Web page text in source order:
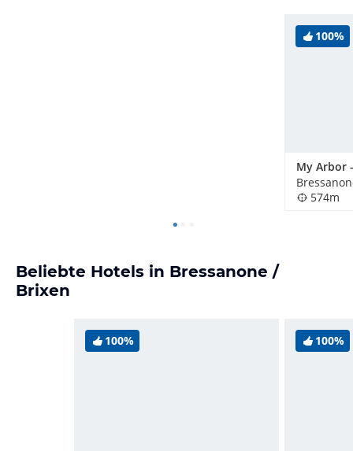
100%
574m
Beliebte Hotels in Bressanone /
Brixen
100% 100%